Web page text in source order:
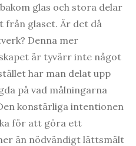
glas och stora delar
från glaset. Är det då
Denna mer
är tyvärr inte något
har man delat upp
på vad målningarna
konstärliga intentionen
för att göra ett
än nödvändigt lättsmält